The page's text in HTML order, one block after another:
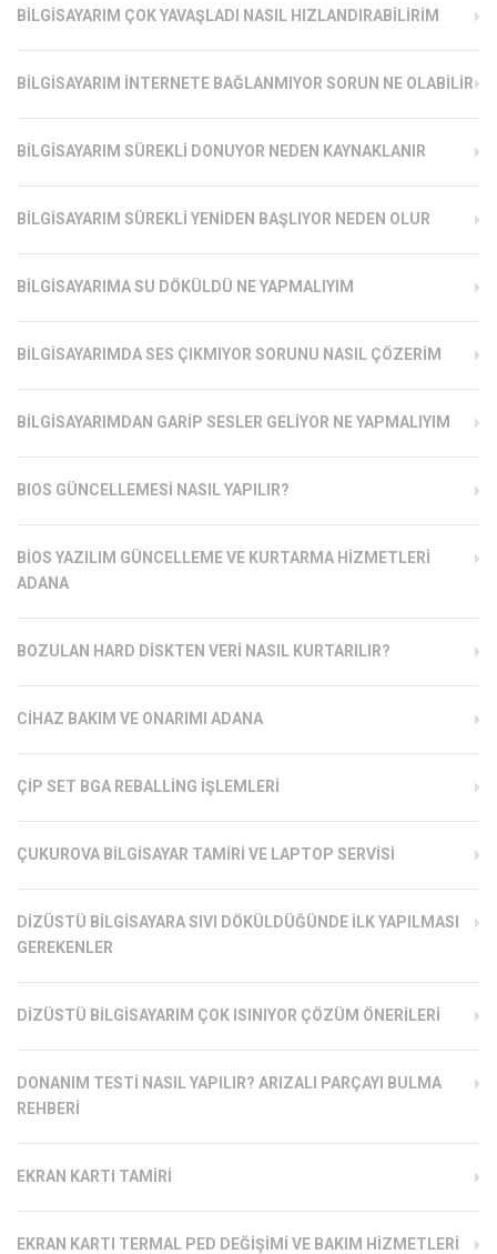
BILGISAYARIM ÇOK YAVAŞLADI NASIL HIZLANDIRABILIRIM
BILGISAYARIM İNTERNETE BAĞLANMIYOR SORUN NE OLABILIR
BILGISAYARIM SÜREKLI DONUYOR NEDEN KAYNAKLANIR
BILGISAYARIM SÜREKLI YENIDEN BAŞLIYOR NEDEN OLUR
BILGISAYARIMA SU DÖKÜLDÜ NE YAPMALIYIM
BILGISAYARIMDA SES ÇIKMIYOR SORUNU NASIL ÇÖZERIM
BILGISAYARIMDAN GARIP SESLER GELIYOR NE YAPMALIYIM
BIOS GÜNCELLEMESI NASIL YAPILIR?
BIOS YAZILIM GÜNCELLEME VE KURTARMA HIZMETLERI
ADANA
BOZULAN HARD DISKTEN VERI NASIL KURTARILIR?
CIHAZ BAKIM VE ONARIMI ADANA
ÇIP SET BGA REBALLING İŞLEMLERI
ÇUKUROVA BILGISAYAR TAMIRI VE LAPTOP SERVISI
DIZÜSTÜ BILGISAYARA SIVI DÖKÜLDÜĞÜNDE İLK YAPILMASI
GEREKENLER
DIZÜSTÜ BILGISAYARIM ÇOK ISINIYOR ÇÖZÜM ÖNERILERI
DONANIM TESTI NASIL YAPILIR? ARIZALI PARÇAYI BULMA
REHBERI
EKRAN KARTI TAMIRI
EKRAN KARTI TERMAL PED DEĞIŞIMI VE BAKIM HIZMETLERI